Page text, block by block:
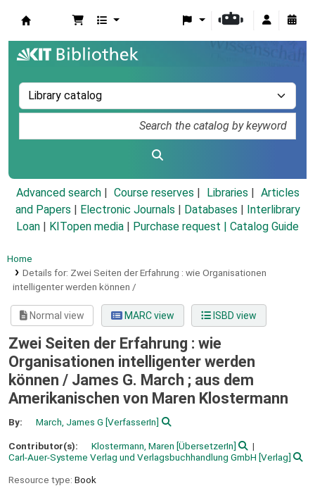
Advanced search Course reserves Libraries
Articles
and Papers
Electronic Journals Databases
Interlibrary
Loan
KITopen media Purchase request | Catalog Guide
Home
Details for: Zwei Seiten der Erfahrung : wie Organisationen
intelligenter werden können /
Normal view MARC view ISBD view
Zwei Seiten der Erfahrung : wie
Organisationen intelligenter werden
können / James G. March ; aus dem
Amerikanischen von Maren Klostermann
By: March, James G [VerfasserIn]
Contributor(s): Klostermann, Maren [ÜbersetzerIn]
Carl-Auer-Systeme Verlag und Verlagsbuchhandlung GmbH [Verlag]
Resource type: Book